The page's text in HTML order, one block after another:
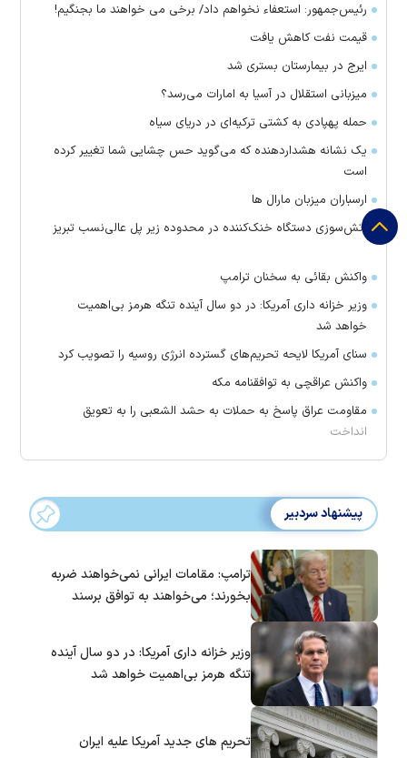
رئیس‌جمهور: استعفاء نخواهم داد/ برخی می خواهند ما بجنگیم!
قیمت نفت کاهش یافت
ایرج در بیمارستان بستری شد
میزبانی استقلال در آسیا به امارات می‌رسد؟
حمله پهپادی به کشتی ترکیه‌ای در دریای سیاه
یک نشانه هشداردهنده که می‌گوید حس چشایی شما تغییر کرده
است
ارسباران میزبان مارال ها
آتش‌سوزی دستگاه خنک‌کننده در محدوده زیر پل عالی‌نسب تبریز
واکنش بقائی به سخنان ترامپ
وزیر خزانه داری آمریکا: در دو سال آینده تنگه هرمز بی‌اهمیت
خواهد شد
سنای آمریکا لایحه تحریم‌های گسترده انرژی روسیه را تصویب کرد
واکنش عراقچی به توافقنامه مکه
مقاومت عراق پاسخ به حملات به حشد الشعبی را به تعویق
انداخت
پیشنهاد سردبیر
ترامپ: مقامات ایرانی نمی‌خواهند ضربه
بخورند؛ می‌خواهند به توافق برسند
وزیر خزانه داری آمریکا: در دو سال آینده
تنگه هرمز بی‌اهمیت خواهد شد
تحریم های جدید آمریکا علیه ایران